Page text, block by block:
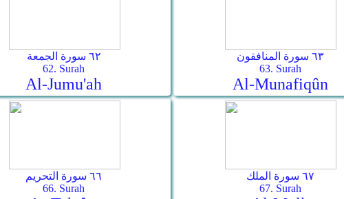
٦٢ سورة الجمعة
62. Surah
Al-Jumu'ah
٦٣ سورة المنافقون
63. Surah
Al-Munafiqûn
٦٦ سورة التحريم
66. Surah
٦٧ سورة الملك
67. Surah